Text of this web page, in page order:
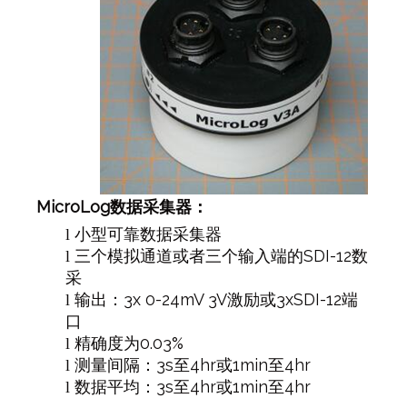
MicroLog数据采集器：
l 小型可靠数据采集器
l 三个模拟通道或者三个输入端的SDI-12数
采
l 输出： 3x 0-24mV 3V激励或3xSDI-12端
口
l 精确度为0.03%
l 测量间隔： 3s至4hr或1min至4hr
l 数据平均： 3s至4hr或1min至4hr